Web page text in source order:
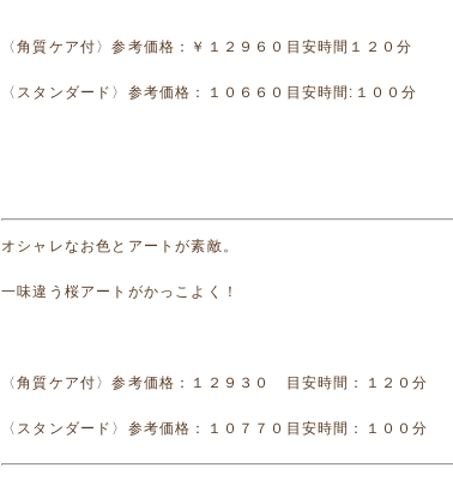
〈角質ケア付〉参考価格：￥１２９６０目安時間１２０分
〈スタンダード〉参考価格：１０６６０目安時間:１００分
オシャレなお色とアートが素敵。
一味違う桜アートがかっこよく！
〈角質ケア付〉参考価格：１２９３０ 目安時間：１２０分
〈スタンダード〉参考価格：１０７７０目安時間：１００分